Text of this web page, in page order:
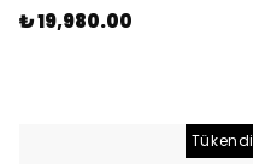
₺ 19,980.00
Tükendi